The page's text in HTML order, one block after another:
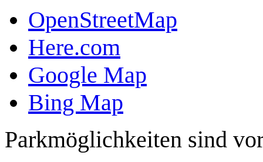
OpenStreetMap
Here.com
Google Map
Bing Map
Parkmöglichkeiten sind